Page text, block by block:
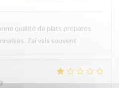
qualité de plats prépares
J’ai vais souvent